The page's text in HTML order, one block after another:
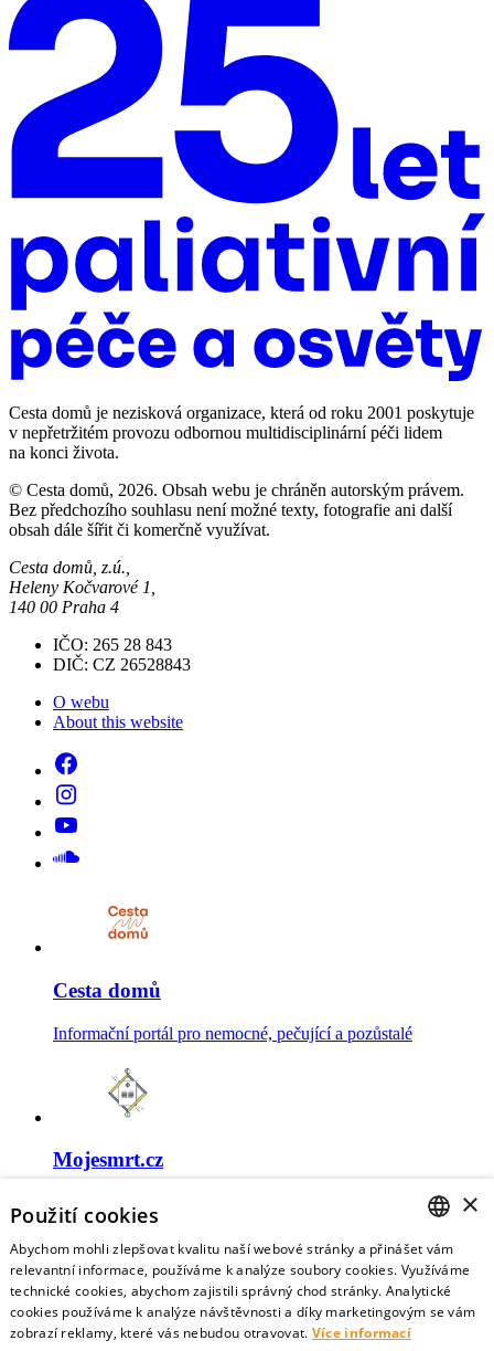
Cesta domů je nezisková organizace, která od roku 2001 poskytuje
v nepřetržitém provozu odbornou multidisciplinární péči lidem
na konci života.
© Cesta domů, 2026. Obsah webu je chráněn autorským právem.
Bez předchozího souhlasu není možné texty, fotografie ani další
obsah dále šířit či komerčně využívat.
Cesta domů, z.ú.,
Heleny Kočvarové 1,
140 00 Praha 4
IČO: 265 28 843
DIČ: CZ 26528843
O webu
About this website
Cesta domů
Informační portál pro nemocné, pečující a pozůstalé
Mojesmrt.cz
představy o konci života
CZECH
ENGLISH
×
Použití cookies
Abychom mohli zlepšovat kvalitu naší webové stránky a přinášet vám
relevantní informace, používáme k analýze soubory cookies. Využíváme
technické cookies, abychom zajistili správný chod stránky. Analytické
cookies používáme k analýze návštěvnosti a díky marketingovým se vám
zobrazí reklamy, které vás nebudou otravovat. Více informací